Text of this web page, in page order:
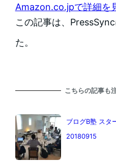
Amazon.co.jpで詳細を
この記事は、
た。
こちらの記事も
ブログB塾 スタ
20180915